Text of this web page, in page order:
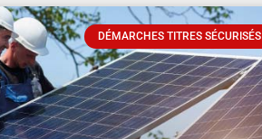
DÉMARCHES TITRES SÉCURISÉS